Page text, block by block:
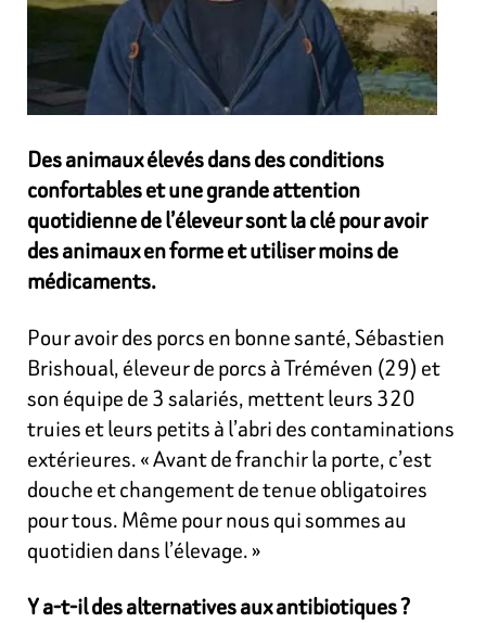
Des animaux élevés dans des conditions
confortables et une grande attention
quotidienne de l’éleveur sont la clé pour avoir
des animaux en forme et utiliser moins de
médicaments.
Pour avoir des porcs en bonne santé, Sébastien
Brishoual, éleveur de porcs à Tréméven (29) et
son équipe de 3 salariés, mettent leurs 320
truies et leurs petits à l’abri des contaminations
extérieures. « Avant de franchir la porte, c’est
douche et changement de tenue obligatoires
pour tous. Même pour nous qui sommes au
quotidien dans l’élevage. »
Y a-t-il des alternatives aux antibiotiques ?